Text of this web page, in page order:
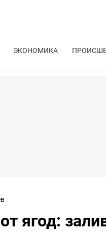
ЭКОНОМИКА
ягод: